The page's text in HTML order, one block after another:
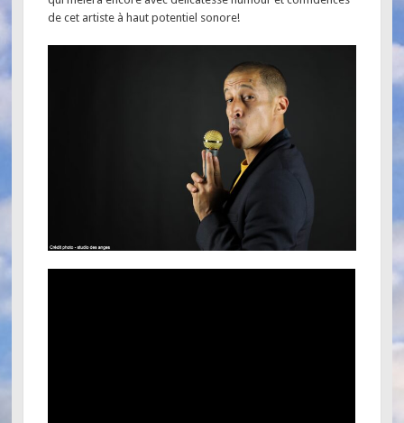
de cet artiste à haut potentiel sonore!